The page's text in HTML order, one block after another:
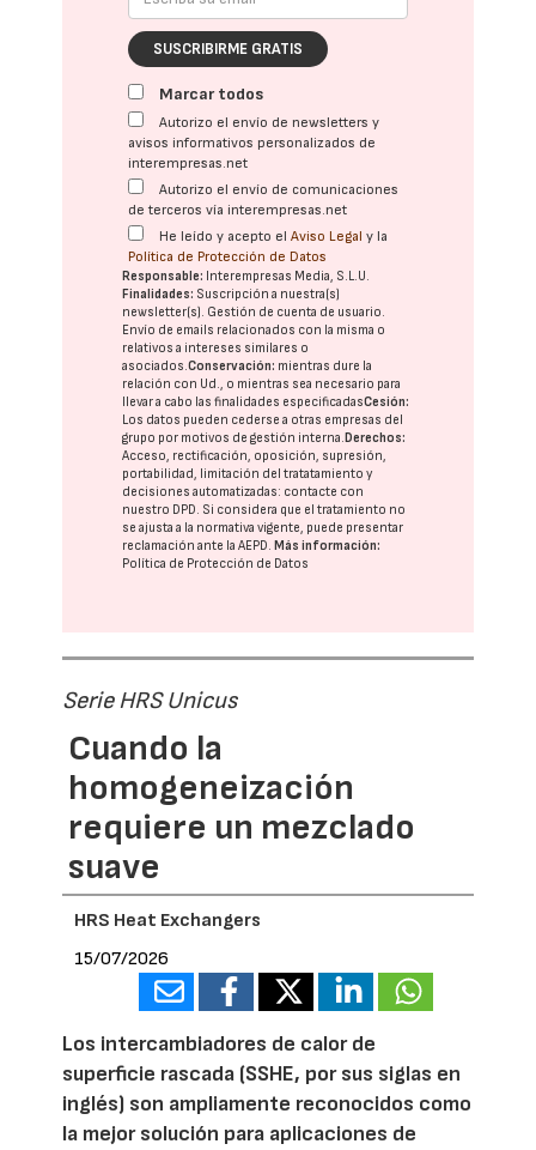
SUSCRIBIRME GRATIS
Marcar todos
Autorizo el envío de newsletters y
avisos informativos personalizados de
interempresas.net
Autorizo el envío de comunicaciones
de terceros vía interempresas.net
He leído y acepto elAviso Legal y la
Política de Protección de Datos
Responsable: Interempresas Media, S.L.U.
Finalidades: Suscripción a nuestra(s)
newsletter(s). Gestión de cuenta de usuario.
Envío de emails relacionados con la misma o
relativos a intereses similares o
asociados.Conservación: mientras dure la
relación con Ud., o mientras sea necesario para
llevar a cabo las finalidades especificadasCesión:
Los datos pueden cederse a otras empresas del
grupo por motivos de gestión interna.Derechos:
Acceso, rectificación, oposición, supresión,
portabilidad, limitación del tratatamiento y
decisiones automatizadas: contacte con
nuestro DPD. Si considera que el tratamiento no
se ajusta a la normativa vigente, puede presentar
reclamación ante laAEPD.Más información:
Política de Protección de Datos
Serie HRS Unicus
Cuando la
homogeneización
requiere un mezclado
suave
HRS Heat Exchangers
15/07/2026
Los intercambiadores de calor de
superficie rascada (SSHE, por sus siglas en
inglés) son ampliamente reconocidos como
la mejor solución para aplicaciones de